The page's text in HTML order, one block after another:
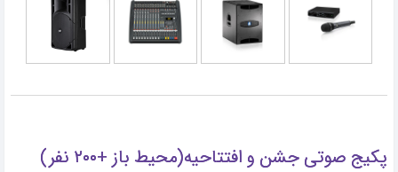
پکیج صوتی جشن‌ و افتتاحیه(محیط‌ باز +۲۰۰ نفر)